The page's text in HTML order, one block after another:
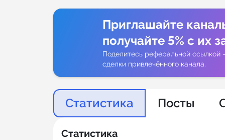
Приглашайте
получайте 5% с их
Поделитесь реферальной ссылкой
сделки привлечённого канала.
Статистика Посты
Статистика